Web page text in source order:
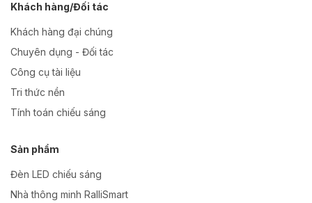
Khách hàng/Đối tác
Khách hàng đại chúng
Chuyên dụng - Đối tác
Công cụ tài liệu
Tri thức nền
Tính toán chiếu sáng
Sản phẩm
Đèn LED chiếu sáng
Nhà thông minh RalliSmart